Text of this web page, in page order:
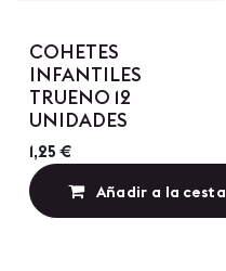
Precio por Cantidad
COHETES
INFANTILES
TRUENO 12
UNIDADES
1,25 €
Añadir a la cesta